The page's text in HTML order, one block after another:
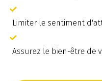
Limiter le sentiment
Assurez le bien-être de